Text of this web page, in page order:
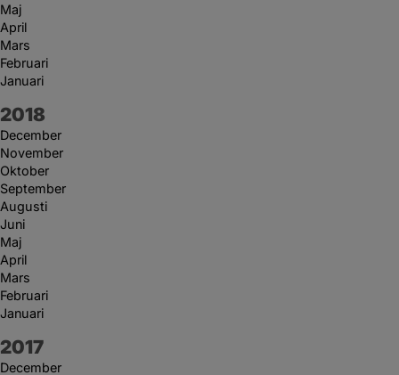
Maj
April
Mars
Februari
Januari
År:
2018
December
November
Oktober
September
Augusti
Juni
Maj
April
Mars
Februari
Januari
År:
2017
December